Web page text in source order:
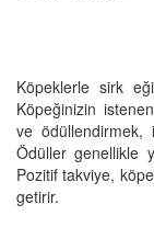
Köpeklerle sirk
Köpeğinizin
ve ödüllendirmek,
Ödüller genellikle
Pozitif takviye,
getirir.